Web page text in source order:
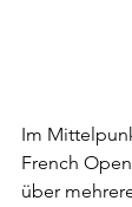
Im
French
über